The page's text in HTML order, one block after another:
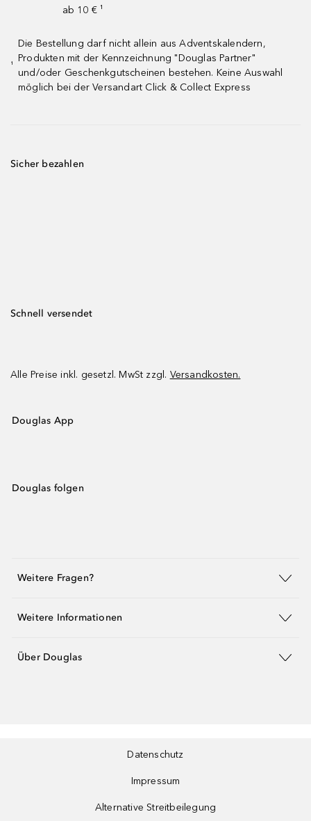
ab 10 € ¹
¹
Die Bestellung darf nicht allein aus Adventskalendern,
Produkten mit der Kennzeichnung "Douglas Partner"
und/oder Geschenkgutscheinen bestehen. Keine Auswahl
möglich bei der Versandart Click & Collect Express
Sicher bezahlen
Schnell versendet
Alle Preise inkl. gesetzl. MwSt zzgl. Versandkosten.
Douglas App
Douglas folgen
Weitere Fragen?
Weitere Informationen
Über Douglas
Datenschutz
Impressum
Alternative Streitbeilegung